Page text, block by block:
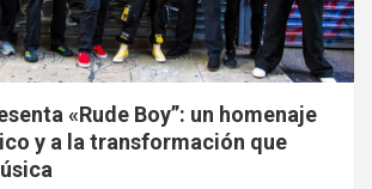
«Rude Boy”: un homenaje
y a la transformación que